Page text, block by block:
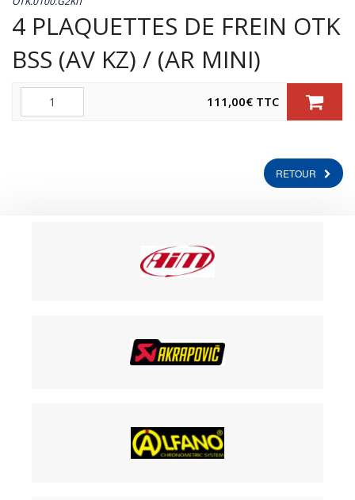
4 PLAQUETTES DE FREIN OTK
BSS (AV KZ) / (AR MINI)
Quantité 111,00€ TTC
RETOUR